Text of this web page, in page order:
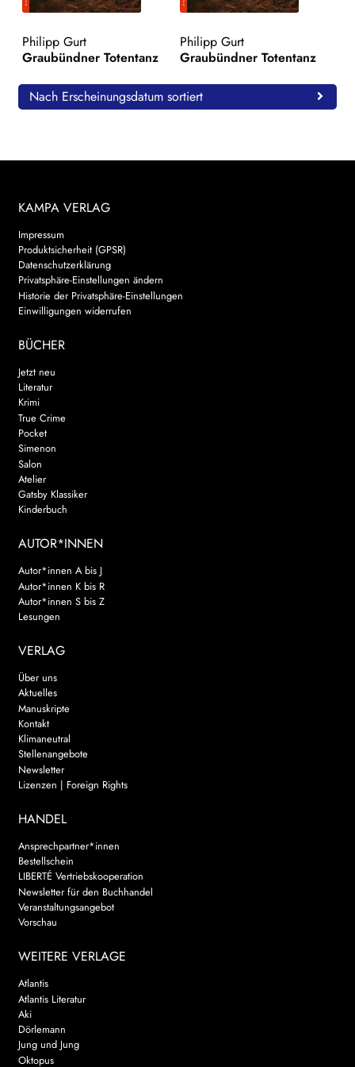
Search:
Philipp Gurt
Graubündner Totentanz
Philipp Gurt
Graubündner Totentanz
Nach Erscheinungsdatum sortiert
KAMPA VERLAG
Impressum
Produktsicherheit (GPSR)
Datenschutzerklärung
Privatsphäre-Einstellungen ändern
Historie der Privatsphäre-Einstellungen
Einwilligungen widerrufen
BÜCHER
Jetzt neu
Literatur
Krimi
True Crime
Pocket
Simenon
Salon
Atelier
Gatsby Klassiker
Kinderbuch
AUTOR*INNEN
Autor*innen A bis J
Autor*innen K bis R
Autor*innen S bis Z
Lesungen
VERLAG
Über uns
Aktuelles
Manuskripte
Kontakt
Klimaneutral
Stellenangebote
Newsletter
Lizenzen | Foreign Rights
HANDEL
Ansprechpartner*innen
Bestellschein
LIBERTÉ Vertriebskooperation
Newsletter für den Buchhandel
Veranstaltungsangebot
Vorschau
WEITERE VERLAGE
Atlantis
Atlantis Literatur
Aki
Dörlemann
Jung und Jung
Oktopus